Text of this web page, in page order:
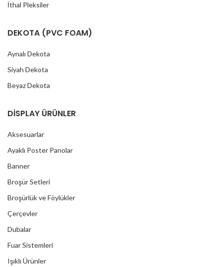
İthal Pleksiler
DEKOTA (PVC FOAM)
Aynalı Dekota
Siyah Dekota
Beyaz Dekota
DİSPLAY ÜRÜNLER
Aksesuarlar
Ayaklı Poster Panolar
Banner
Broşür Setleri
Broşürlük ve Föylükler
Çerçevler
Dubalar
Fuar Sistemleri
Işıklı Ürünler